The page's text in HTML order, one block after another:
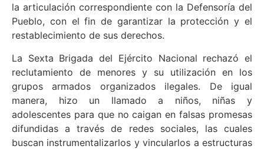
la articulación correspondiente con la Defensoría del
Pueblo, con el fin de garantizar la protección y el
restablecimiento de sus derechos.
La Sexta Brigada del Ejército Nacional rechazó el
reclutamiento de menores y su utilización en los
grupos armados organizados ilegales. De igual
manera, hizo un llamado a niños, niñas y
adolescentes para que no caigan en falsas promesas
difundidas a través de redes sociales, las cuales
buscan instrumentalizarlos y vincularlos a estructuras